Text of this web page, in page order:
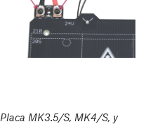
Placa MK3.5/S, MK4/S, y